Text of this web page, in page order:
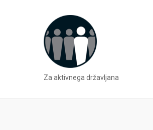
Za aktivnega državljana